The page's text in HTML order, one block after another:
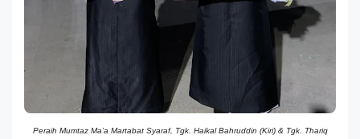
Peraih Mumtaz Ma’a Martabat Syaraf, Tgk. Haikal Bahruddin (Kiri) & Tgk. Thariq